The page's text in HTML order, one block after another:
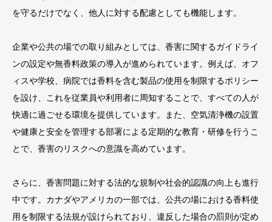
を守るだけでなく、他人に対する配慮としても機能します。
企業や公共の場での取り組みとしては、香害に関するガイドライ
ンの設定や無香料政策の導入が進められています。例えば、オフ
ィスや学校、病院では香料を含む製品の使用を制限するポリシー
を設け、これを従業員や利用者に周知することで、すべての人が
快適に過ごせる環境を提供しています。また、空気清浄機の設置
や健康と安全を管理する部署による定期的な教育・研修を行うこ
とで、香害のリスクへの意識を高めています。
さらに、香害問題に対する法的な規制や社会的認識の向上も進行
中です。カナダやアメリカの一部では、公共の場における香料使
用を制限する法規が設けられており、違反した場合の罰則が定め